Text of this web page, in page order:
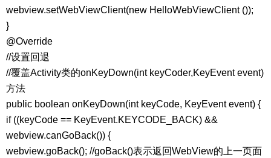
webview.setWebViewClient(new HelloWebViewClient ());
}
@Override
//设置回退
//覆盖Activity类的onKeyDown(int keyCoder,KeyEvent event)
方法
public boolean onKeyDown(int keyCode, KeyEvent event) {
if ((keyCode == KeyEvent.KEYCODE_BACK) &&
webview.canGoBack()) {
webview.goBack(); //goBack()表示返回WebView的上一页面